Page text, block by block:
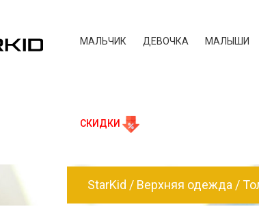
МАЛЬЧИК ДЕВОЧКА МАЛЫШИ
СКИДКИ
StarKid Верхняя одежда